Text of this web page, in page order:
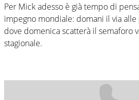
Per Mick adesso è già tempo di
impegno mondiale: domani il via
dove domenica scatterà il semaforo
stagionale.